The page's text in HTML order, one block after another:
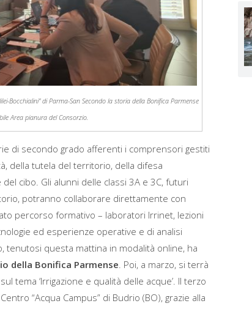
Bocchialini” di Parma-San Secondo la storia della Bonifica Parmense
Area pianura del Consorzio.
di secondo grado afferenti i comprensori gestiti
della tutela del territorio, della difesa
del cibo. Gli alunni delle classi 3A e 3C, futuri
potranno collaborare direttamente con
percorso formativo – laboratori Irrinet, lezioni
ed esperienze operative e di analisi
tenutosi questa mattina in modalità online, ha
della Bonifica Parmense. Poi, a marzo, si terrà
tema ‘Irrigazione e qualità delle acque’. Il terzo
“Acqua Campus” di Budrio (BO), grazie alla